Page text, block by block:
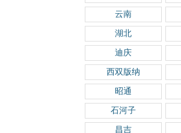
云南
湖北
迪庆
西双版纳
昭通
石河子
昌吉